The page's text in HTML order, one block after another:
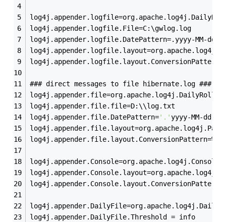
log4j.appender.logfile.File=C:\gwlog.log
log4j.appender.logfile.DatePattern=.yyyy-MM-dd
### direct messages to file hibernate.log ###
log4j.appender.file.file=D:\\log.txt
log4j.appender.file.DatePattern='.'yyyy-MM-dd
log4j.appender.Console.layout.ConversionPattern=
log4j.appender.DailyFile.Threshold = info